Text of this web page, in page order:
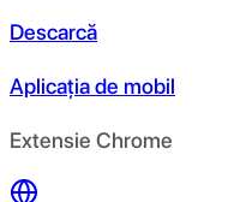
Descarcă
Aplicația de mobil
Extensie Chrome